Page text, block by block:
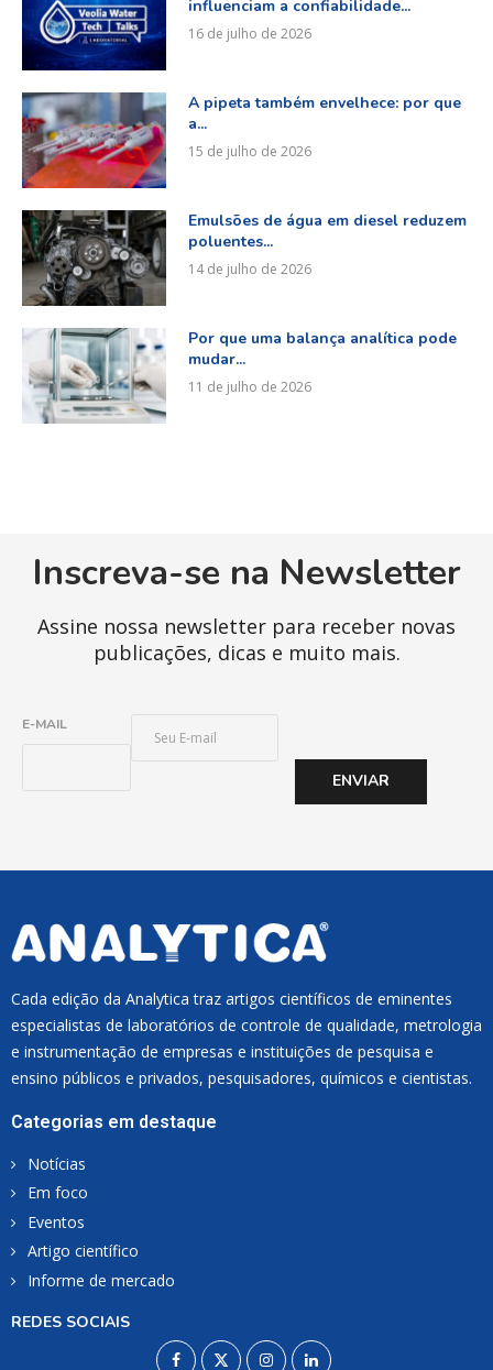
influenciam a confiabilidade...
16 de julho de 2026
A pipeta também envelhece: por que
a...
15 de julho de 2026
Emulsões de água em diesel reduzem
poluentes...
14 de julho de 2026
Por que uma balança analítica pode
mudar...
11 de julho de 2026
Inscreva-se na Newsletter
Assine nossa newsletter para receber novas
publicações, dicas e muito mais.
E-MAIL
ENVIAR
Cada edição da Analytica traz artigos científicos de eminentes
especialistas de laboratórios de controle de qualidade, metrologia
e instrumentação de empresas e instituições de pesquisa e
ensino públicos e privados, pesquisadores, químicos e cientistas.
Categorias em destaque
Notícias
Em foco
Eventos
Artigo científico
Informe de mercado
REDES SOCIAIS